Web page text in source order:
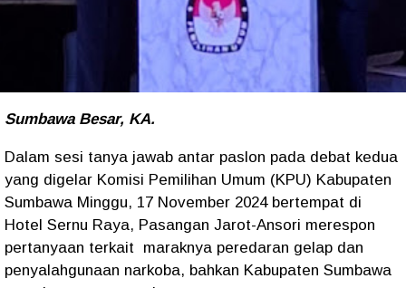
Sumbawa Besar, KA.
Dalam sesi tanya jawab antar paslon pada debat kedua
yang digelar Komisi Pemilihan Umum (KPU) Kabupaten
Sumbawa Minggu, 17 November 2024 bertempat di
Hotel Sernu Raya, Pasangan Jarot-Ansori merespon
pertanyaan terkait maraknya peredaran gelap dan
penyalahgunaan narkoba, bahkan Kabupaten Sumbawa